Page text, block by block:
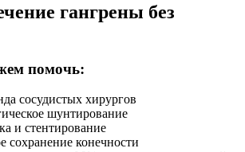
гангрены без
помочь:
сосудистых хирургов
шунтирование
и стентирование
сохранение конечности